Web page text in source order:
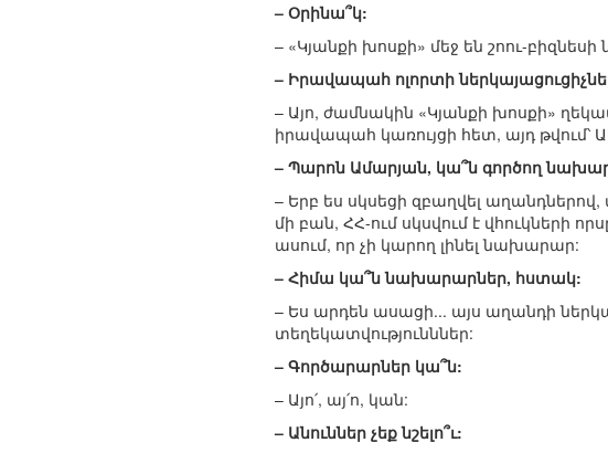
– Օրինա՞կ:
– «Կյանքի խոսքի» մեջ են շոու-
– Իրավապահ ոլորտի
– Այո, ժամնակին «Կյանքի խոսքի»
իրավապահ կառույցի հետ, այդ թվում՝
– Պարոն Ամարյան, կա՞ն գործող
– Երբ ես սկսեցի զբաղվել
մի բան, ՀՀ-ում սկսվում է վհուկների
ասում, որ չի կարող լինել նախարար:
– Հիմա կա՞ն նախարարներ, հստակ:
– Ես արդեն ասացի... այս աղանդի
տեղեկատվությունններ:
– Գործարարներ կա՞ն:
– Այո՛, այ՛ո, կան:
– Անուններ չեք նշելո՞ւ: